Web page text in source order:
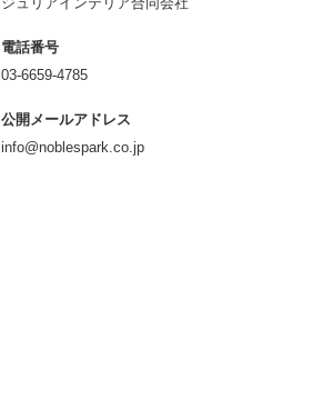
電話番号
03-6659-4785
公開メールアドレス
info@noblespark.co.jp